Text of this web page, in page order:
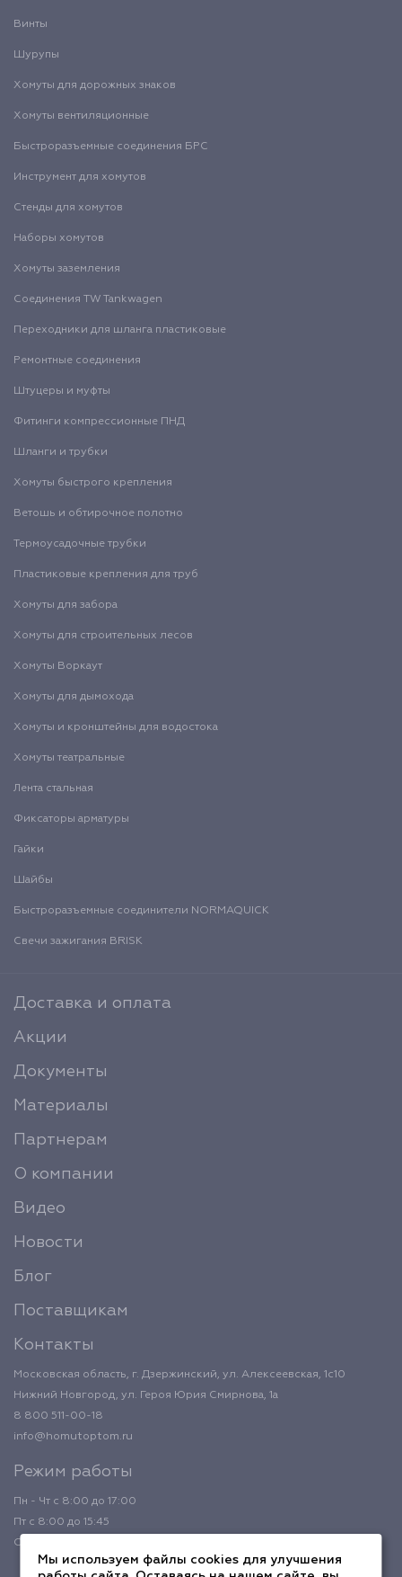
Винты
Шурупы
Хомуты для дорожных знаков
Хомуты вентиляционные
Быстроразъемные соединения БРС
Инструмент для хомутов
Стенды для хомутов
Наборы хомутов
Хомуты заземления
Соединения TW Tankwagen
Переходники для шланга пластиковые
Ремонтные соединения
Штуцеры и муфты
Фитинги компрессионные ПНД
Шланги и трубки
Хомуты быстрого крепления
Ветошь и обтирочное полотно
Термоусадочные трубки
Пластиковые крепления для труб
Хомуты для забора
Хомуты для строительных лесов
Хомуты Воркаут
Хомуты для дымохода
Хомуты и кронштейны для водостока
Хомуты театральные
Лента стальная
Фиксаторы арматуры
Гайки
Шайбы
Быстроразъемные соединители NORMAQUICK
Свечи зажигания BRISK
Доставка и оплата
Акции
Документы
Материалы
Партнерам
О компании
Видео
Новости
Блог
Поставщикам
Контакты
Московская область, г. Дзержинский, ул. Алексеевская, 1с10
Нижний Новгород, ул. Героя Юрия Смирнова, 1а
8 800 511-00-18
info@homutoptom.ru
Режим работы
Пн - Чт с 8:00 до 17:00
Пт с 8:00 до 15:45
Обед с 12:00 до 12:45
Мы используем файлы cookies для улучшения